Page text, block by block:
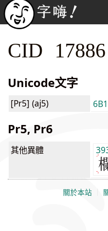
CID 17886
Unicode文字
[Pr5] (aj5)
Pr5, Pr6
其他異體
關於本站